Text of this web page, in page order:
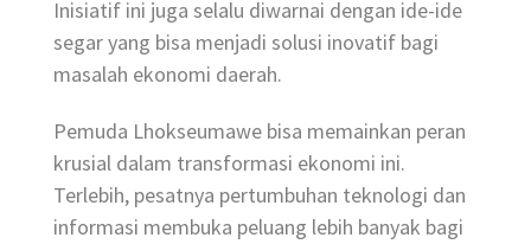
Inisiatif ini juga selalu diwarnai dengan ide-ide
segar yang bisa menjadi solusi inovatif bagi
masalah ekonomi daerah.
Pemuda Lhokseumawe bisa memainkan peran
krusial dalam transformasi ekonomi ini.
Terlebih, pesatnya pertumbuhan teknologi dan
informasi membuka peluang lebih banyak bagi